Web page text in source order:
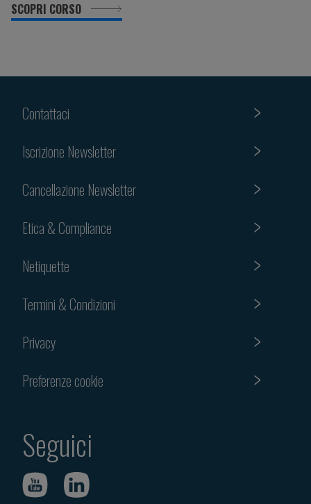
SCOPRI CORSO
Contattaci
Iscrizione Newsletter
Cancellazione Newsletter
Etica & Compliance
Netiquette
Termini & Condizioni
Privacy
Preferenze cookie
Seguici